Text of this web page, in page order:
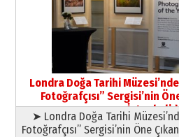
HAVVA’NIN ÜÇ KIZI
09 Temmuz 2026 Perşembe
Yusuf POLAT
Şampiyonluk
yazar
11 Mayıs 2026 Pazartesi
Londra Doğa Tarihi
Fotoğrafçısı” Sergisi’nin
➤ Londra Doğa Tarihi
Fotoğrafçısı” Sergisi’nin Öne